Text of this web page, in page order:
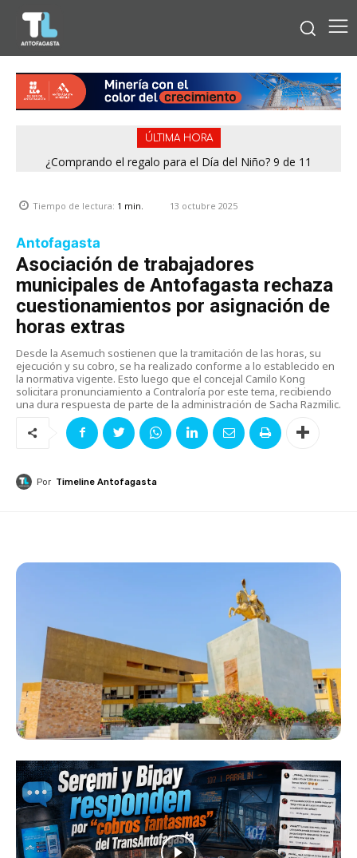
ÚLTIMA HORA
¿Comprando el regalo para el Día del Niño? 9 de 11
Tiempo de lectura: 1 min. 13 octubre 2025
Antofagasta
Asociación de trabajadores
municipales de Antofagasta rechaza
cuestionamientos por asignación de
horas extras
Desde la Asemuch sostienen que la tramitación de las horas, su
ejecución y su cobro, se ha realizado conforme a lo establecido en
la normativa vigente. Esto luego que el concejal Camilo Kong
solicitara pronunciamiento a Contraloría por este tema, recibiendo
una dura respuesta de parte de la administración de Sacha Razmilic.
Por Timeline Antofagasta